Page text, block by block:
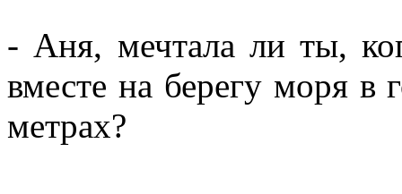
- Аня, мечтала ли ты,
вместе на берегу моря в
метрах?